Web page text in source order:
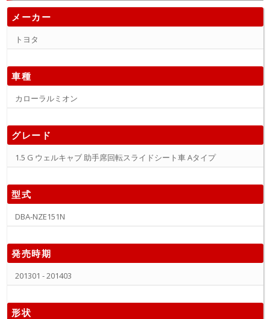
メーカー
トヨタ
車種
カローラルミオン
グレード
1.5 G ウェルキャブ 助手席回転スライドシート車 Aタイプ
型式
DBA-NZE151N
発売時期
201301 - 201403
形状